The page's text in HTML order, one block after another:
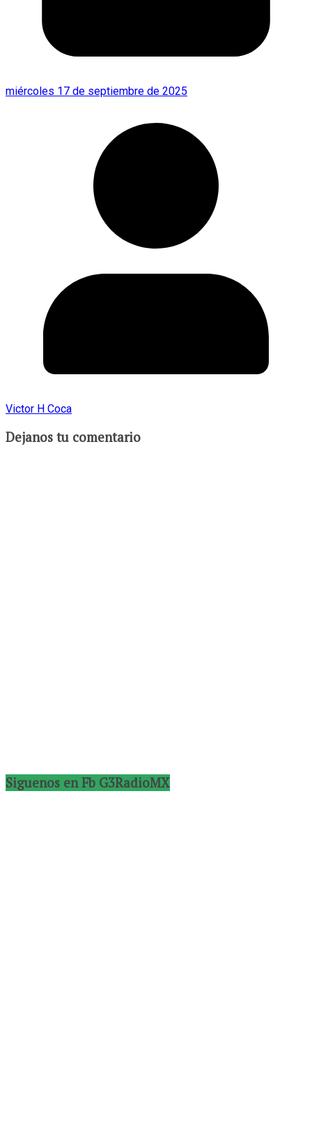
miércoles 17 de septiembre de 2025
Victor H Coca
Dejanos tu comentario
Siguenos en Fb G3RadioMX